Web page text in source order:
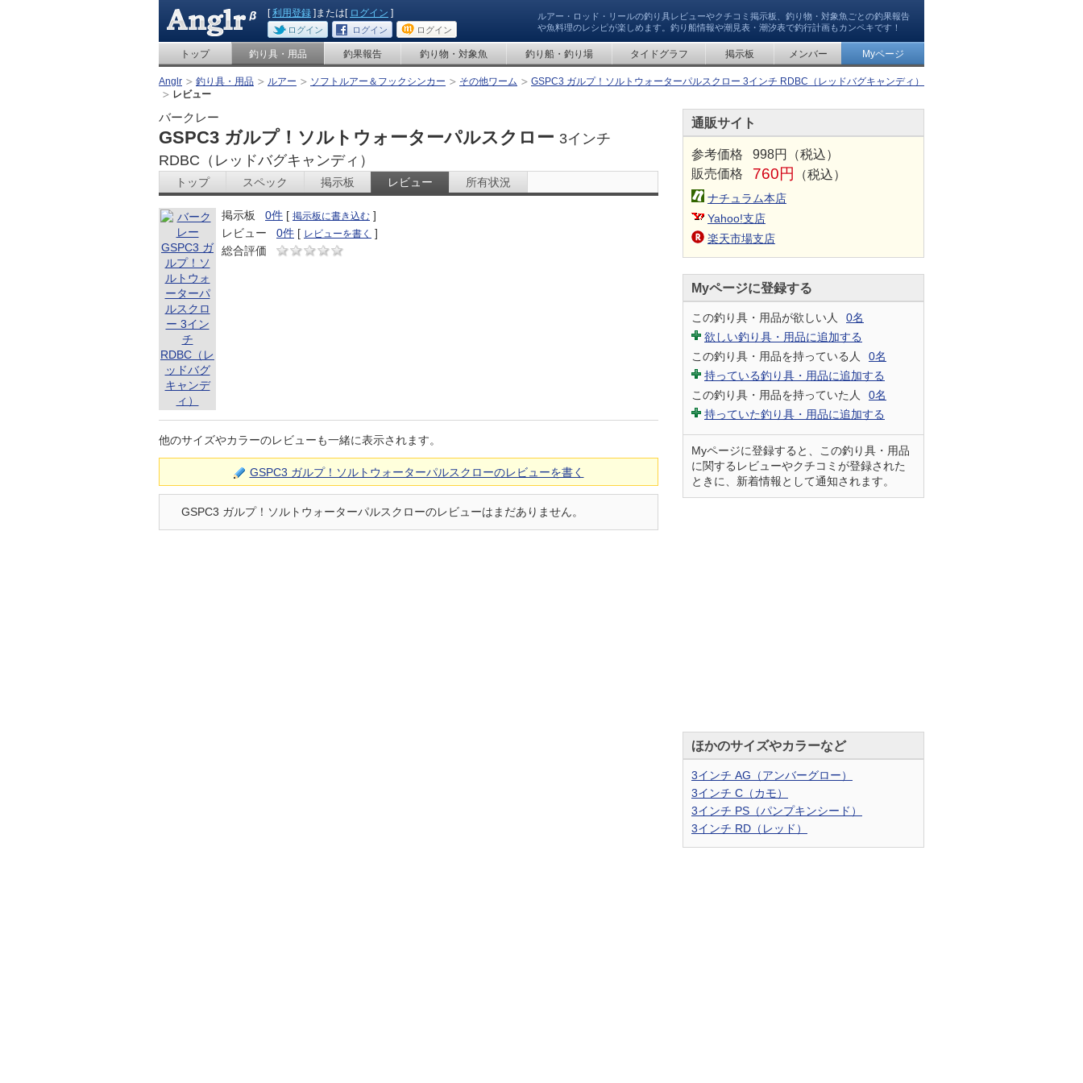
ルアー・ロッド・リールの釣り具レビューやクチコミ掲示板、釣り物・対象魚ごとの釣果報告
や魚料理のレシピが楽しめます。釣り船情報や潮見表・潮汐表で釣行計画もカンペキです！
[利用登録 ]または[ ログイン ]
ログイン ログイン ログイン
トップ 釣り具・用品 釣果報告 釣り物・対象魚 釣り船・釣り場 タイドグラフ 掲示板 メンバー Myページ
Anglr 釣り具・用品 ルアー ソフトルアー＆フックシンカー その他ワーム
GSPC3 ガルプ！ソルトウォーターパルスクロー 3インチ RDBC（レッドバグキャンディ）
レビュー
バークレー
GSPC3 ガルプ！ソルトウォーターパルスクロー 3インチ
RDBC（レッドバグキャンディ）
トップ スペック 掲示板 レビュー 所有状況
掲示板 0件 [ 掲示板に書き込む ]
レビュー
0件 [ レビューを書く ]
総合評価
他のサイズやカラーのレビューも一緒に表示されます。
GSPC3 ガルプ！ソルトウォーターパルスクローのレビューを書く
GSPC3 ガルプ！ソルトウォーターパルスクローのレビューはまだありません。
通販サイト
参考価格
998円（税込）
販売価格
760円 （税込）
ナチュラム本店
Yahoo!支店
楽天市場支店
Myページに登録する
この釣り具・用品が欲しい人
0名
欲しい釣り具・用品に追加する
この釣り具・用品を持っている人
0名
持っている釣り具・用品に追加する
この釣り具・用品を持っていた人
0名
持っていた釣り具・用品に追加する
Myページに登録すると、この釣り具・用品
に関するレビューやクチコミが登録された
ときに、新着情報として通知されます。
ほかのサイズやカラーなど
3インチ AG（アンバーグロー）
3インチ C（カモ）
3インチ PS（パンプキンシード）
3インチ RD（レッド）